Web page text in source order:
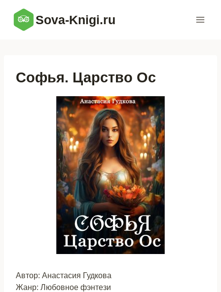
содержимому
Sova-Knigi.ru
Софья. Царство Ос
Автор: Анастасия Гудкова
Жанр: Любовное фэнтези